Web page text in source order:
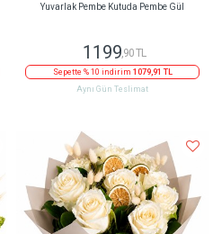
Yuvarlak Pembe Kutuda Pembe Gül
1199 ,90 TL
Sepette % 10 indirim 1079,91 TL
Aynı Gün Teslimat